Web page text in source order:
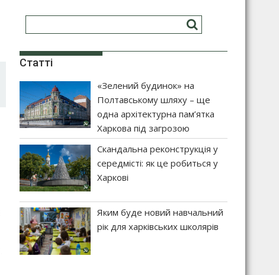
Статті
«Зелений будинок» на
Полтавському шляху – ще
одна архітектурна пам’ятка
Харкова під загрозою
Скандальна реконструкція у
середмісті: як це робиться у
Харкові
Яким буде новий навчальний
рік для харківських школярів